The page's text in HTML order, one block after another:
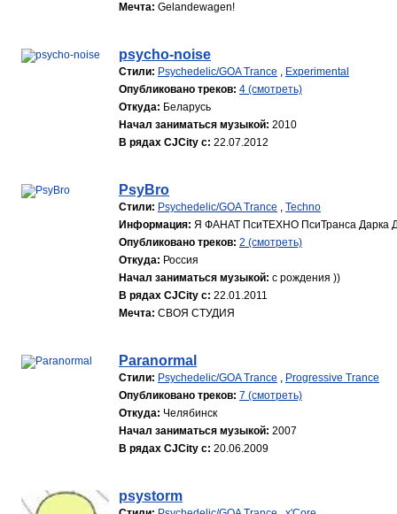
Мечта: Gelandewagen!
psycho-noise
Стили: Psychedelic/GOA Trance , Experimental
Опубликовано треков: 4 (смотреть)
Откуда: Беларусь
Начал заниматься музыкой: 2010
В рядах CJCity с: 22.07.2012
PsyBro
Стили: Psychedelic/GOA Trance , Techno
Информация: Я ФАНАТ ПсиТЕХНО ПсиТранса
Опубликовано треков: 2 (смотреть)
Откуда: Россия
Начал заниматься музыкой: с рождения ))
В рядах CJCity с: 22.01.2011
Мечта: СВОЯ СТУДИЯ
Paranormal
Стили: Psychedelic/GOA Trance , Progressive Trance
Опубликовано треков: 7 (смотреть)
Откуда: Челябинск
Начал заниматься музыкой: 2007
В рядах CJCity с: 20.06.2009
psystorm